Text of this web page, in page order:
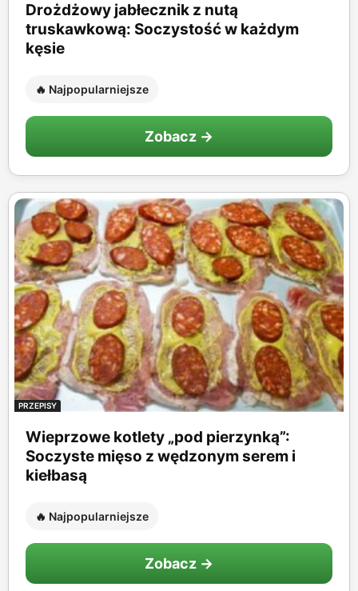
Drożdżowy jabłecznik z nutą
truskawkową: Soczystość w każdym
kęsie
🔥 Najpopularniejsze
Zobacz →
PRZEPISY
Wieprzowe kotlety „pod pierzynką”:
Soczyste mięso z wędzonym serem i
kiełbasą
🔥 Najpopularniejsze
Zobacz →